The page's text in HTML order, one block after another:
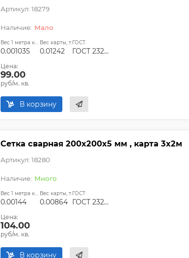
Артикул: 18279
Мало
Вес 1 метра квадратного, т:
0.001035
Вес карты, т:
0.01242
ГОСТ:
ГОСТ 23279-2012, ТУ
Цена:
99.00
руб/м. кв.
В корзину
Сетка сварная 200х200х5 мм , карта 3х2м
Артикул: 18280
Много
Вес 1 метра квадратного, т:
0.00144
Вес карты, т:
0.00864
ГОСТ:
ГОСТ 23279-2012, ТУ
Цена:
104.00
руб/м. кв.
В корзину